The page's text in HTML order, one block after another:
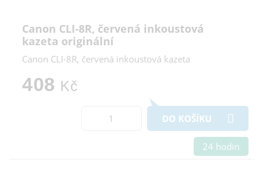
Canon CLI-8R, červená inkoustová
kazeta originální
Canon CLI-8R, červená inkoustová kazeta
408 Kč
DO KOŠÍKU
24 hodin